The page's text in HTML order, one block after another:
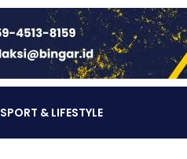
SPORT & LIFESTYLE